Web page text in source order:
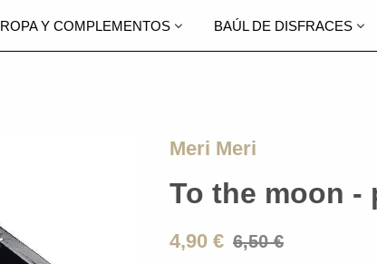
ROPA Y COMPLEMENTOS BAÚL DE DISFRACES
Meri Meri
To the moon -
4,90 € 6,50 €